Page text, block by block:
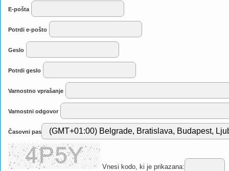
E-pošta
Potrdi e-pošto
Geslo
Potrdi geslo
Varnostno vprašanje
Varnostni odgovor
Časovni pas
Vnesi kodo, ki je prikazana: